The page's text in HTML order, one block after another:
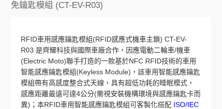
免鑰匙模組 (CT-EV-R03)
RFID車用感應鑰匙模組(RFID感應式機車主鎖) CT-EV-
R03 是齊耀科技與國際車廠合作，因應電動二輪車/機車
(Electric Moto)聯手打造的一款基於NFC RFID技術的車用
智能感應鑰匙模組(Keyless Module)，該車用智能感應鑰匙
模組帶有高感度整合式天線，具有超低功耗的睡眠模式，
感應距離最遠可達4公分(需視安裝機構環境與感應鑰匙卡而
異)；本RFID車用智能感應鑰匙模組可客製化搭配 ISO/IEC